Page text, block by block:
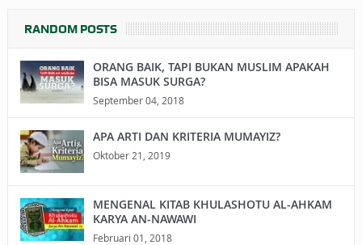
RANDOM POSTS
ORANG BAIK, TAPI BUKAN MUSLIM APAKAH
BISA MASUK SURGA?
September 04, 2018
APA ARTI DAN KRITERIA MUMAYIZ?
Oktober 21, 2019
MENGENAL KITAB KHULASHOTU AL-AHKAM
KARYA AN-NAWAWI
Februari 01, 2018